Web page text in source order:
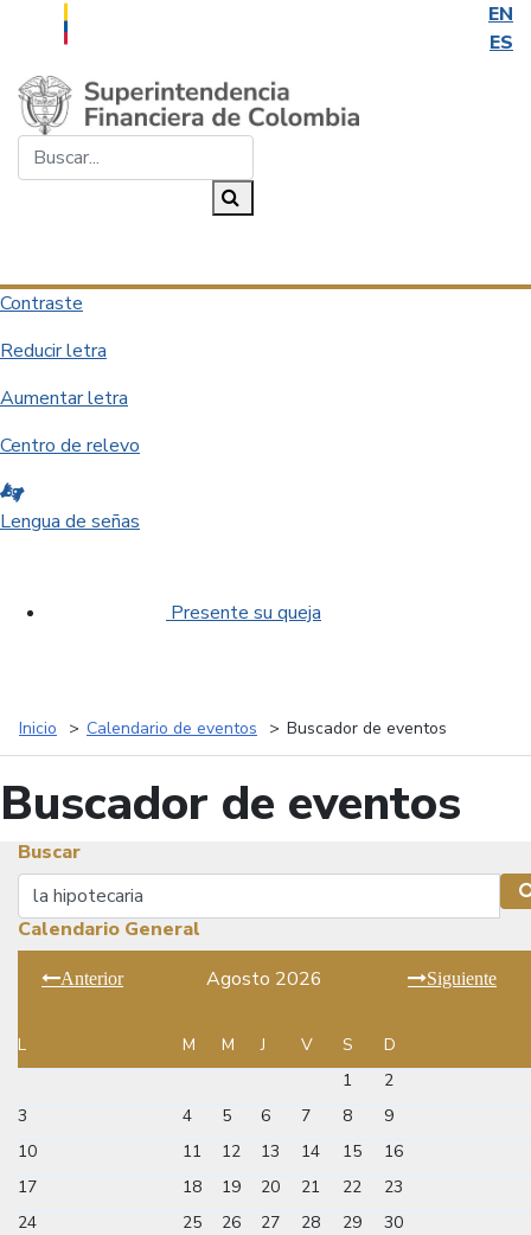
EN
ES
Saltar al contenido principal
Contraste
Reducir letra
Aumentar letra
Centro de relevo
Lengua de señas
Presente su queja
Inicio Calendario de eventos Buscador de eventos
Buscador de eventos
Buscar
Buscar
Calendario General
Anterior Agosto 2026 Siguiente
L M M J V S
D
1
2
3
4 5 6 7 8
9
10
11 12 13 14 15
16
17
18 19 20 21 22
23
24
25 26 27 28 29
30